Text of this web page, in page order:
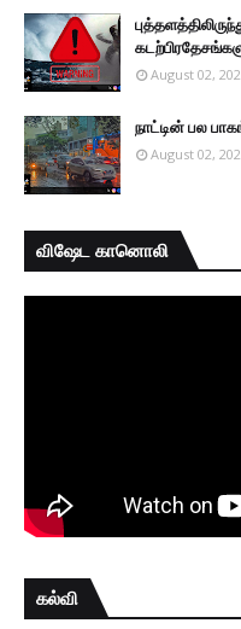
August 02,
நாட்டின் பல
August 02,
விஷேட கானொலி
கல்வி